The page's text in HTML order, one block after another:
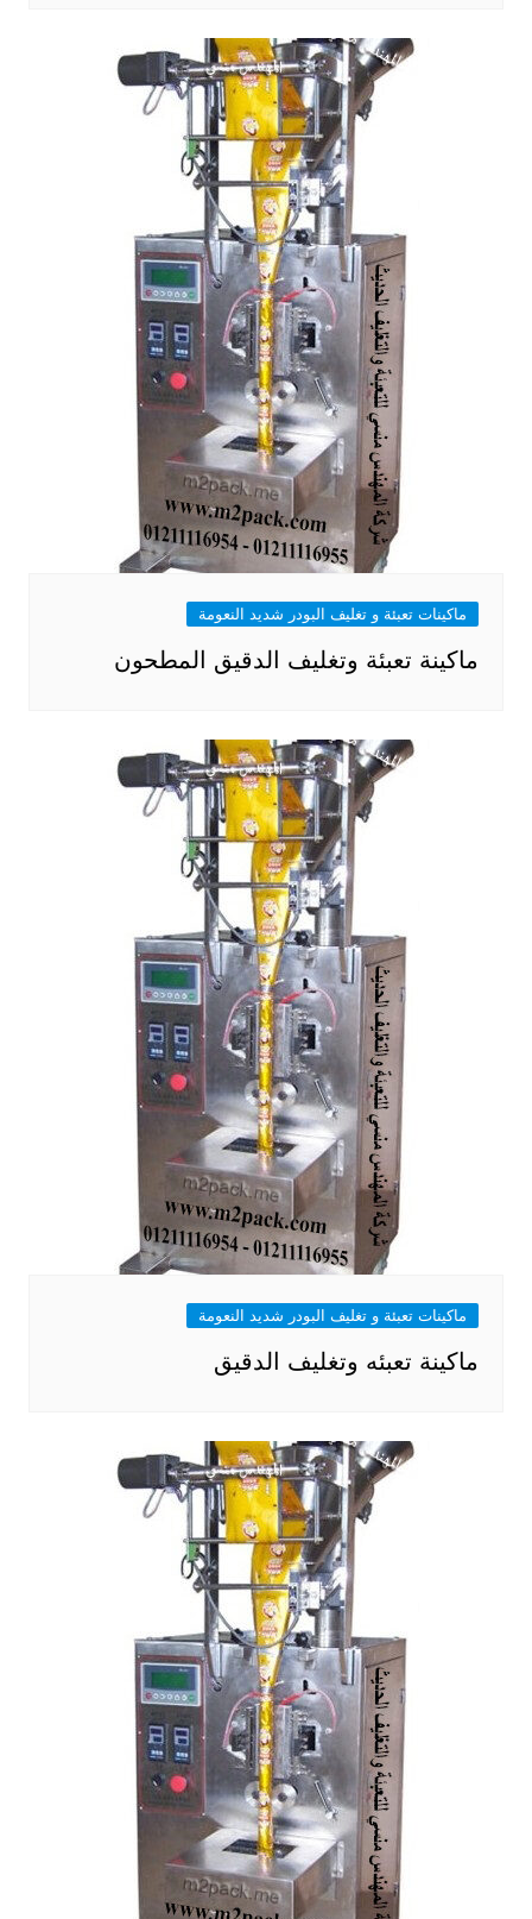
ماكينات تعبئة و تغليف البودر شديد النعومة
ماكينة تعبئة وتغليف الدقيق المطحون
ماكينات تعبئة و تغليف البودر شديد النعومة
ماكينة تعبئه وتغليف الدقيق